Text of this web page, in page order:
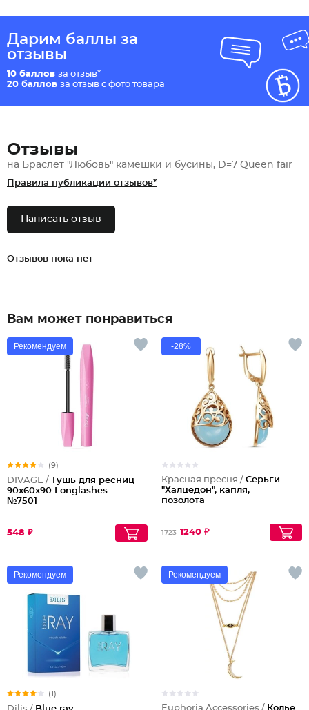
Дарим баллы за
отзывы
10 баллов за отзыв*
20 баллов за отзыв с фото товара
Отзывы
на Браслет "Любовь" камешки и бусины, D=7 Queen fair
Правила публикации отзывов*
Написать отзыв
Отзывов пока нет
Вам может понравиться
Рекомендуем
(9)
DIVAGE / Тушь для ресниц
90x60x90 Longlashes
№7501
548 ₽
-28%
Красная пресня / Серьги
"Халцедон", капля,
позолота
1723 1240 ₽
Рекомендуем
(1)
Рекомендуем